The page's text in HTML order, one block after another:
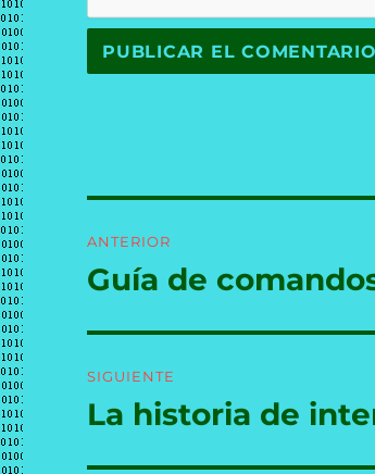
de
ANTERIOR
Entrada
Guía de
SIGUIENTE
Entrada
La historia de